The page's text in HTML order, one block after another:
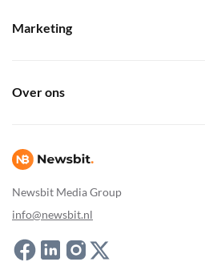
Newsbit Media Group
info@newsbit.nl
Marketing
Over ons